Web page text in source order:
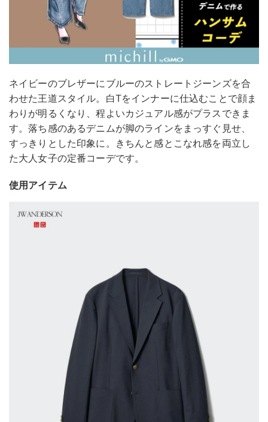
ネイビーのブレザーにブルーのストレートジーンズを合
わせた王道スタイル。白Tをインナーに仕込むことで顔ま
わりが明るくなり、程よいカジュアル感がプラスできま
す。落ち感のあるデニムが脚のラインをまっすぐ見せ、
すっきりとした印象に。きちんと感とこなれ感を両立し
た大人女子の定番コーデです。
使用アイテム